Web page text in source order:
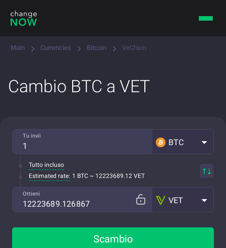
Main Currencies Bitcoin VeChain
Cambio BTC a VET
Tu invii
BTC
Tutto incluso
Estimated rate: 1 BTC ~ 12223689.12 VET
Ottieni
VET
Scambio